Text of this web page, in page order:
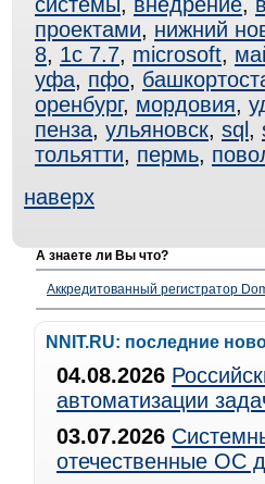
проектами, нижний
8, 1с 7.7, microsoft,
уфа, пфо,
оренбург, мордовия,
пенза, ульяновск, sql ,
тольятти, пермь,
наверх
А знаете ли Вы что?
Аккредитованный регистратор
NNIT.RU: последние
04.08.2026
автоматизации
03.07.2026
отечественные ОС